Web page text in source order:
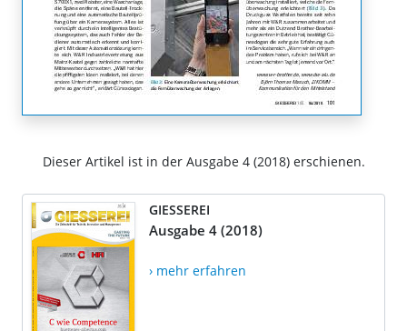
Dieser Artikel ist in der Ausgabe 4 (2018) erschienen.
GIESSEREI
Ausgabe 4 (2018)
› mehr erfahren